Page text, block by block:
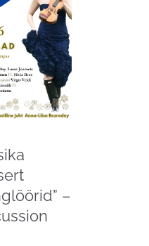
–